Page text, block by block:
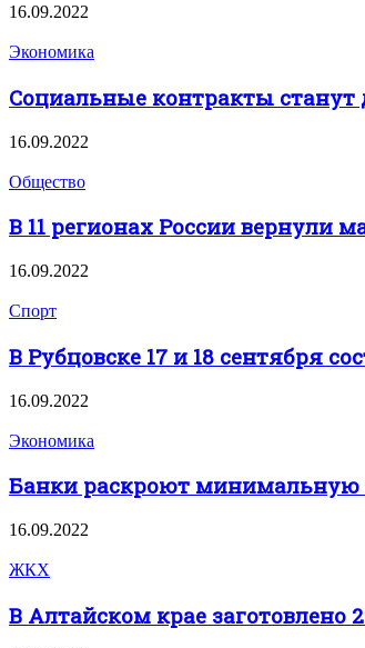
16.09.2022
Экономика
Социальные контракты станут
16.09.2022
Общество
В 11 регионах России вернули
16.09.2022
Спорт
В Рубцовске 17 и 18 сентября
16.09.2022
Экономика
Банки раскроют минимальную
16.09.2022
ЖКХ
В Алтайском крае заготовлено